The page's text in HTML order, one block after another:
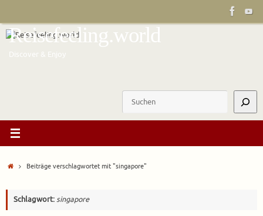
springen
Reisefeeling.world
Discover & Enjoy
StartBeiträge verschlagwortet mit "singapore"
Schlagwort:singapore